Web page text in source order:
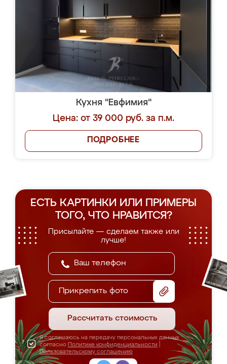
Кухня "Евфимия"
Цена: от 39 000 руб. за п.м.
ПОДРОБНЕЕ
ЕСТЬ КАРТИНКИ ИЛИ ПРИМЕРЫ
ТОГО, ЧТО НРАВИТСЯ?
Присылайте — сделаем также или
лучше!
Прикрепить фото
Рассчитать стоимость
Я соглашаюсь на передачу персональных данных
согласно Политике конфиденциальности
Пользовательскому соглашению